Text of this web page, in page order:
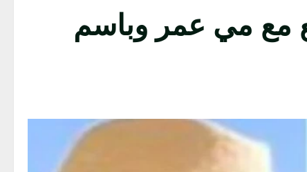
مع مي عمر وباسم